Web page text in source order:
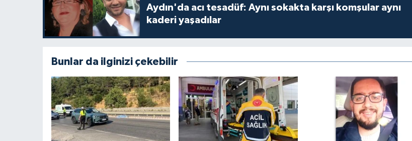
Aydın'da acı tesadüf: Aynı sokakta karşı komşular aynı
kaderi yaşadılar
Bunlar da ilginizi çekebilir